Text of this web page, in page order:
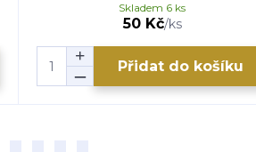
50 Kč/ks
Skladem 6 ks
Přidat do košíku